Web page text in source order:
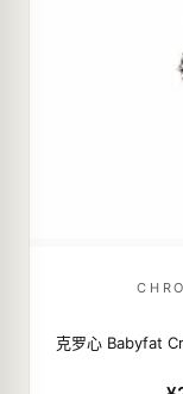
克罗心 Babyfat